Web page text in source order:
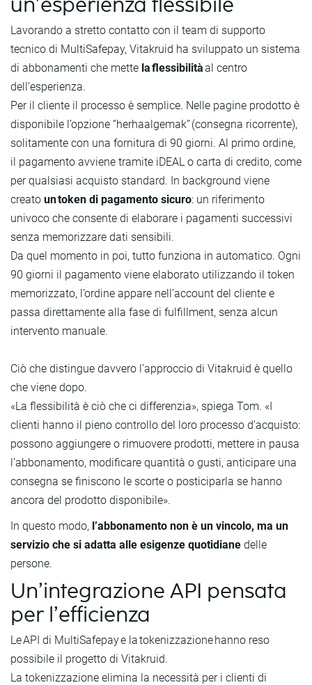
un’esperienza flessibile
Lavorando a stretto contatto con il team di supporto
tecnico di MultiSafepay, Vitakruid ha sviluppato un sistema
di abbonamenti che mette la flessibilitàal centro
dell’esperienza.
Per il cliente il processo è semplice. Nelle pagine prodotto è
disponibile l’opzione “herhaalgemak” (consegna ricorrente),
solitamente con una fornitura di 90 giorni. Al primo ordine,
il pagamento avviene tramite iDEAL o carta di credito, come
per qualsiasi acquisto standard. In background viene
creato un token di pagamento sicuro: un riferimento
univoco che consente di elaborare i pagamenti successivi
senza memorizzare dati sensibili.
Da quel momento in poi, tutto funziona in automatico. Ogni
90 giorni il pagamento viene elaborato utilizzando il token
memorizzato, l’ordine appare nell’account del cliente e
passa direttamente alla fase di fulfillment, senza alcun
intervento manuale.
Ciò che distingue davvero l’approccio di Vitakruid è quello
che viene dopo.
«La flessibilità è ciò che ci differenzia», spiega Tom. «I
clienti hanno il pieno controllo del loro processo d’acquisto:
possono aggiungere o rimuovere prodotti, mettere in pausa
l’abbonamento, modificare quantità o gusti, anticipare una
consegna se finiscono le scorte o posticiparla se hanno
ancora del prodotto disponibile».
In questo modo, l’abbonamento non è un vincolo, ma un
servizio che si adatta alle esigenze quotidiane delle
persone.
Un’integrazione API pensata
per l’efficienza
Le API di MultiSafepay e la tokenizzazione hanno reso
possibile il progetto di Vitakruid.
La tokenizzazione elimina la necessità per i clienti di